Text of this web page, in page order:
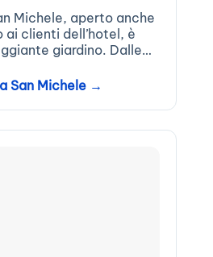
Michele, aperto anche
ai clienti dell’hotel, è
giardino. Dalle
e di...
San Michele →